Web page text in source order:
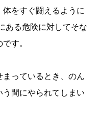
をすぐ闘えるように
ある危険に対してそな
す。
っているとき、のん
間にやられてしまい